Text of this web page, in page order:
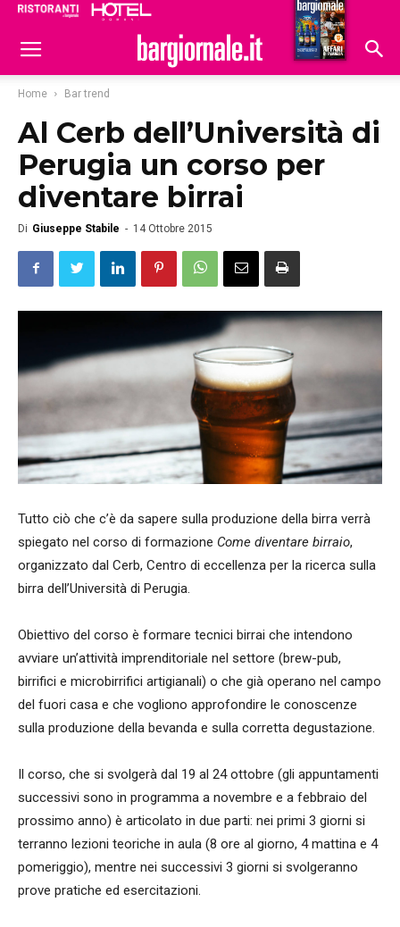
Hoteldomani
Home Bar trend
Al Cerb dell’Università di
Perugia un corso per
diventare birrai
Di Giuseppe Stabile - 14 Ottobre 2015
Tutto ciò che c’è da sapere sulla produzione della birra verrà
spiegato nel corso di formazione Come diventare birraio,
organizzato dal Cerb, Centro di eccellenza per la ricerca sulla
birra dell’Università di Perugia.
Obiettivo del corso è formare tecnici birrai che intendono
avviare un’attività imprenditoriale nel settore (brew-pub,
birrifici e microbirrifici artigianali) o che già operano nel campo
del fuori casa e che vogliono approfondire le conoscenze
sulla produzione della bevanda e sulla corretta degustazione.
Il corso, che si svolgerà dal 19 al 24 ottobre (gli appuntamenti
successivi sono in programma a novembre e a febbraio del
prossimo anno) è articolato in due parti: nei primi 3 giorni si
terranno lezioni teoriche in aula (8 ore al giorno, 4 mattina e 4
pomeriggio), mentre nei successivi 3 giorni si svolgeranno
prove pratiche ed esercitazioni.